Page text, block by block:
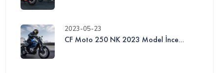
2023-05-23
CF Moto 250 NK 2023 Model İnce...